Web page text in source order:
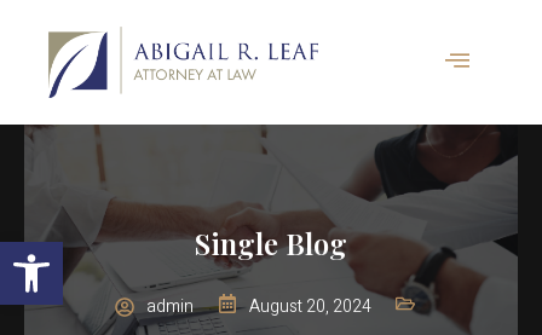
Open toolbar Single Blog
admin August 20, 2024